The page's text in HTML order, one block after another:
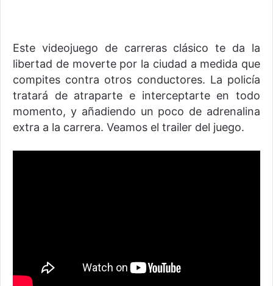
Este videojuego de carreras clásico te da la
libertad de moverte por la ciudad a medida que
compites contra otros conductores. La policía
tratará de atraparte e interceptarte en todo
momento, y añadiendo un poco de adrenalina
extra a la carrera. Veamos el trailer del juego.